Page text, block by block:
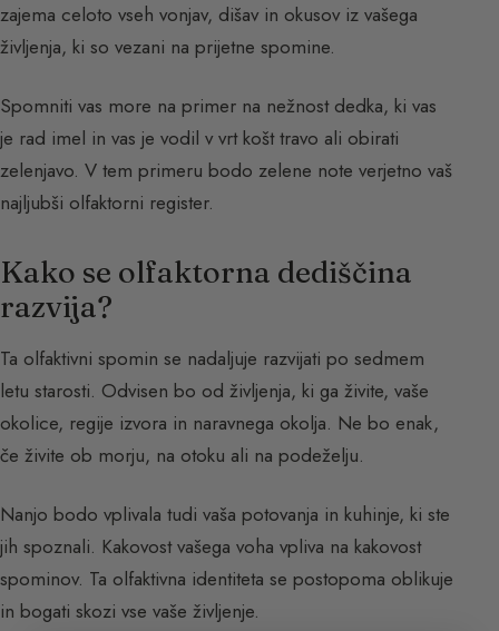
zajema celoto vseh vonjav, dišav in okusov iz vašega
življenja, ki so vezani na prijetne spomine.
Spomniti vas more na primer na nežnost dedka, ki vas
je rad imel in vas je vodil v vrt košt travo ali obirati
zelenjavo. V tem primeru bodo zelene note verjetno vaš
najljubši olfaktorni register.
Kako se olfaktorna dediščina
razvija?
Ta olfaktivni spomin se nadaljuje razvijati po sedmem
letu starosti. Odvisen bo od življenja, ki ga živite, vaše
okolice, regije izvora in naravnega okolja. Ne bo enak,
če živite ob morju, na otoku ali na podeželju.
Nanjo bodo vplivala tudi vaša potovanja in kuhinje, ki ste
jih spoznali. Kakovost vašega voha vpliva na kakovost
spominov. Ta olfaktivna identiteta se postopoma oblikuje
in bogati skozi vse vaše življenje.